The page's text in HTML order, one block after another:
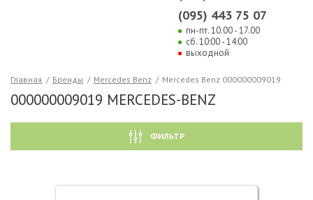
(095) 443 75 07
пн-пт. 10.00 - 17.00
сб. 10:00 - 14:00
выходной
Главная / Бренды / Mercedes Benz / Mercedes Benz 000000009019
000000009019 MERCEDES-BENZ
ФИЛЬТР